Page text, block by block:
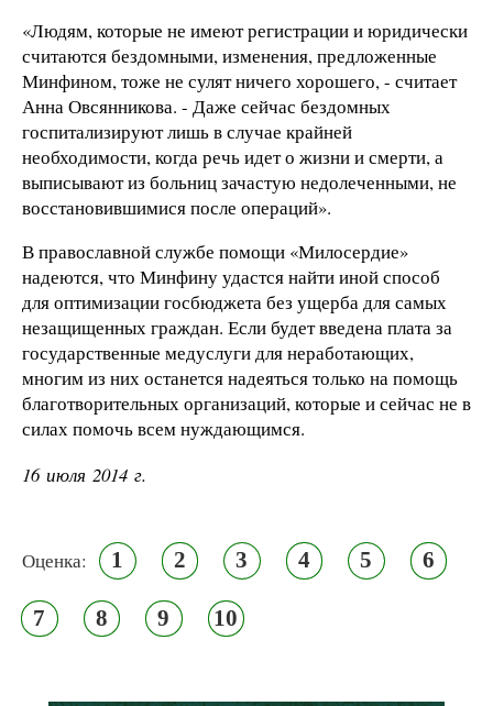
«Людям, которые не имеют регистрации и юридически
считаются бездомными, изменения, предложенные
Минфином, тоже не сулят ничего хорошего, - считает
Анна Овсянникова. - Даже сейчас бездомных
госпитализируют лишь в случае крайней
необходимости, когда речь идет о жизни и смерти, а
выписывают из больниц зачастую недолеченными, не
восстановившимися после операций».
В православной службе помощи «Милосердие»
надеются, что Минфину удастся найти иной способ
для оптимизации госбюджета без ущерба для самых
незащищенных граждан. Если будет введена плата за
государственные медуслуги для неработающих,
многим из них останется надеяться только на помощь
благотворительных организаций, которые и сейчас не в
силах помочь всем нуждающимся.
16 июля 2014 г.
Оценка: 1 2 3 4 5 6
7 8 9 10